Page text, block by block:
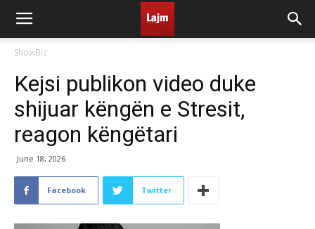
ShowBiz
Kejsi publikon video duke
shijuar këngën e Stresit,
reagon këngëtari
June 18, 2026
Facebook Twitter